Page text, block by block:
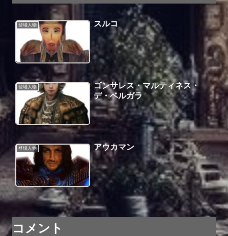
登場人物 スルコ
登場人物
ゴンサレス・マルティネス・
デ・ベルガラ
登場人物 アウカマン
コメント